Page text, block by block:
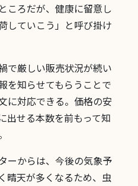
ころだが、健康に留意し
していこう」と呼び掛け
で厳しい販売状況が続い
を知らせてもらうことで
に対応できる。価格の安
出せる本数を前もって知
ーからは、今後の気象予
晴天が多くなるため、虫